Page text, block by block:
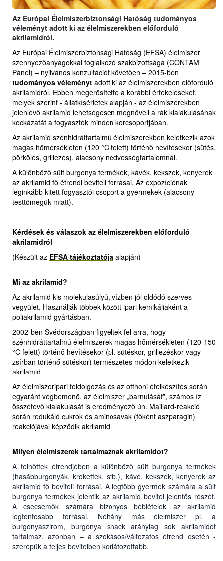
Az Európai Élelmiszerbiztonsági Hatóság tudományos
véleményt adott ki az élelmiszerekben előforduló
akrilamidról.
Az Európai Élelmiszerbiztonsági Hatóság (EFSA) élelmiszer
szennyezőanyagokkal foglalkozó szakbizottsága (CONTAM
Panel) – nyilvános konzultációt követően – 2015-ben
tudományos véleményt adott ki az élelmiszerekben előforduló
akrilamidról. Ebben megerősítette a korábbi értékeléseket,
melyek szerint - állatkísérletek alapján - az élelmiszerekben
jelenlévő akrilamid lehetségesen megnöveli a rák kialakulásának
kockázatát a fogyasztók minden korcsoportjában.
Az akrilamid szénhidráttartalmú élelmiszerekben keletkezik azok
magas hőmérsékleten (120 °C felett) történő hevítésekor (sütés,
pörkölés, grillezés), alacsony nedvességtartalomnál.
A különböző sült burgonya termékek, kávék, kekszek, kenyerek
az akrilamid fő étrendi beviteli forrásai. Az expozíciónak
leginkább kitett fogyasztói csoport a gyermekek (alacsony
testtömegük miatt).
Kérdések és válaszok az élelmiszerekben előforduló
akrilamidról
(Készült az EFSA tájékoztatója alapján)
Mi az akrilamid?
Az akrilamid kis molekulasúlyú, vízben jól oldódó szerves
vegyület. Használják többek között ipari kemikáliaként a
poliakrilamid gyártásban.
2002-ben Svédországban figyeltek fel arra, hogy
szénhidráttartalmú élelmiszerek magas hőmérsékleten (120-150
°C felett) történő hevítésekor (pl. sütéskor, grillezéskor vagy
zsírban történő sütéskor) természetes módon keletkezik
akrilamid.
Az élelmiszeripari feldolgozás és az otthoni ételkészítés során
egyaránt végbemenő, az élelmiszer „barnulását”, számos íz
összetevő kialakulását is eredményező ún. Maillard-reakció
során redukáló cukrok és aminosavak (főként aszparagin)
reakciójával képződik akrilamid.
Milyen élelmiszerek tartalmaznak akrilamidot?
A felnőttek étrendjében a különböző sült burgonya termékek
(hasábburgonyák, krokettek, stb.), kávé, kekszek, kenyerek az
akrilamid fő beviteli forrásai. A legtöbb gyermek számára a sült
burgonya termékek jelentik az akrilamid bevitel jelentős részét.
A csecsemők számára bizonyos bébiételek az akrilamid
legfontosabb forrásai. Néhány más élelmiszer pl. a
burgonyaszirom, burgonya snack aránylag sok akrilamidot
tartalmaz, azonban – a szokásos/változatos étrend esetén -
szerepük a teljes bevitelben korlátozottabb.